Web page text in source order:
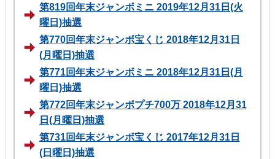
第819回年末ジャンボミニ 2019年12月31日(火
曜日)抽選
第770回年末ジャンボ宝くじ 2018年12月31日
(月曜日)抽選
第771回年末ジャンボミニ 2018年12月31日(月
曜日)抽選
第772回年末ジャンボプチ700万 2018年12月31
日(月曜日)抽選
第731回年末ジャンボ宝くじ 2017年12月31日
(日曜日)抽選